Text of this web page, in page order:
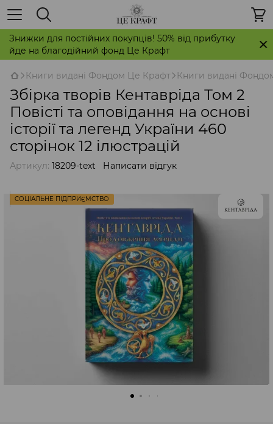
Знижки для постійних покупців! 50% від прибутку
йде на благодійний фонд Це Крафт
Книги видані Фондом Це Крафт Книги видані
Збірка творів Кентавріда Том 2
Повісті та оповідання на основі
історії та легенд України 460
сторінок 12 ілюстрацій
Артикул: 18209-text Написати відгук
СОЦІАЛЬНЕ ПІДПРИЄМСТВО